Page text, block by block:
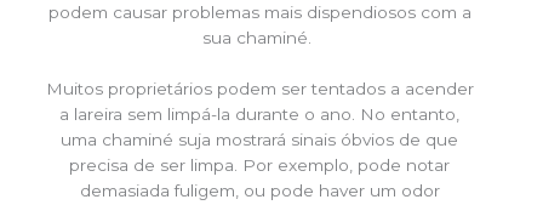
podem causar problemas mais dispendiosos com a
sua chaminé.
Muitos proprietários podem ser tentados a acender
a lareira sem limpá-la durante o ano. No entanto,
uma chaminé suja mostrará sinais óbvios de que
precisa de ser limpa. Por exemplo, pode notar
demasiada fuligem, ou pode haver um odor